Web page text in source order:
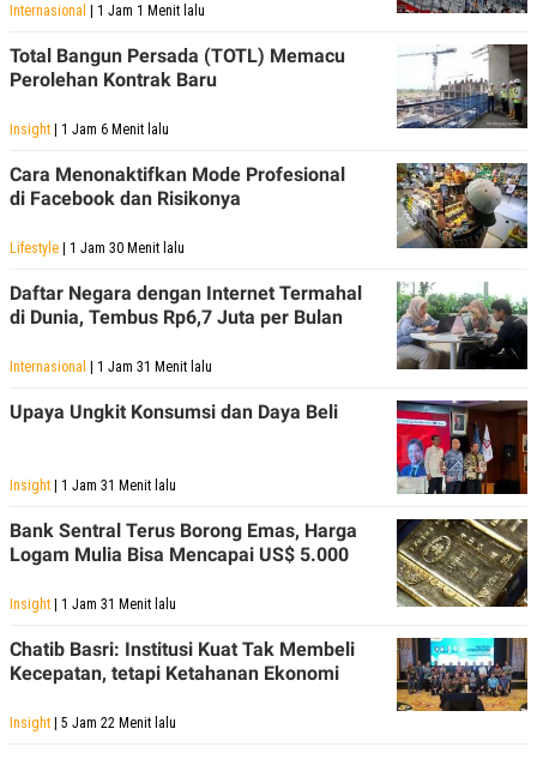
Internasional | 1 Jam 1 Menit lalu
Total Bangun Persada (TOTL) Memacu
Perolehan Kontrak Baru
Insight | 1 Jam 6 Menit lalu
Cara Menonaktifkan Mode Profesional
di Facebook dan Risikonya
Lifestyle | 1 Jam 30 Menit lalu
Daftar Negara dengan Internet Termahal
di Dunia, Tembus Rp6,7 Juta per Bulan
Internasional | 1 Jam 31 Menit lalu
Upaya Ungkit Konsumsi dan Daya Beli
Insight | 1 Jam 31 Menit lalu
Bank Sentral Terus Borong Emas, Harga
Logam Mulia Bisa Mencapai US$ 5.000
Insight | 1 Jam 31 Menit lalu
Chatib Basri: Institusi Kuat Tak Membeli
Kecepatan, tetapi Ketahanan Ekonomi
Insight | 5 Jam 22 Menit lalu